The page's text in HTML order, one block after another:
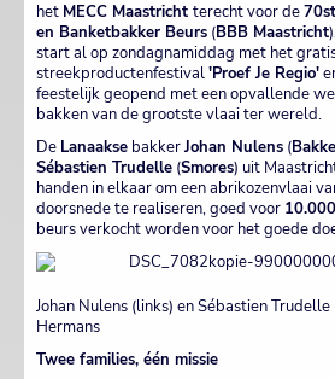
het MECC Maastricht terecht voor de
en Banketbakker Beurs (BBB Maastricht
start al op zondagnamiddag met het
streekproductenfestival'Proef Je Regio'
feestelijk geopend met een opvallende
bakken van de grootste vlaai ter wereld.
De Lanaakse bakkerJohan Nulens (
Sébastien Trudelle (Smores) uit
handen in elkaar om een abrikozenvlaai
doorsnede te realiseren, goed voor
beurs verkocht worden voor het goede
Johan Nulens (links) en Sébastien
Hermans
Twee families, één missie